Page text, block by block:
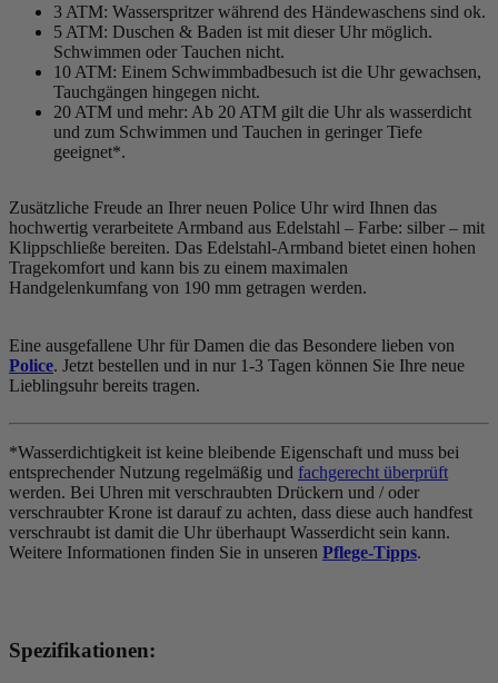
3 ATM: Wasserspritzer während des Händewaschens sind ok.
5 ATM: Duschen & Baden ist mit dieser Uhr möglich.
Schwimmen oder Tauchen nicht.
10 ATM: Einem Schwimmbadbesuch ist die Uhr gewachsen,
Tauchgängen hingegen nicht.
20 ATM und mehr: Ab 20 ATM gilt die Uhr als wasserdicht
und zum Schwimmen und Tauchen in geringer Tiefe
geeignet*.
Zusätzliche Freude an Ihrer neuen Police Uhr wird Ihnen das
hochwertig verarbeitete Armband aus Edelstahl – Farbe: silber – mit
Klippschließe bereiten. Das Edelstahl-Armband bietet einen hohen
Tragekomfort und kann bis zu einem maximalen
Handgelenkumfang von 190 mm getragen werden.
Eine ausgefallene Uhr für Damen die das Besondere lieben von
Police. Jetzt bestellen und in nur 1-3 Tagen können Sie Ihre neue
Lieblingsuhr bereits tragen.
*Wasserdichtigkeit ist keine bleibende Eigenschaft und muss bei
entsprechender Nutzung regelmäßig und fachgerecht überprüft
werden. Bei Uhren mit verschraubten Drückern und / oder
verschraubter Krone ist darauf zu achten, dass diese auch handfest
verschraubt ist damit die Uhr überhaupt Wasserdicht sein kann.
Weitere Informationen finden Sie in unseren Pflege-Tipps.
Spezifikationen: